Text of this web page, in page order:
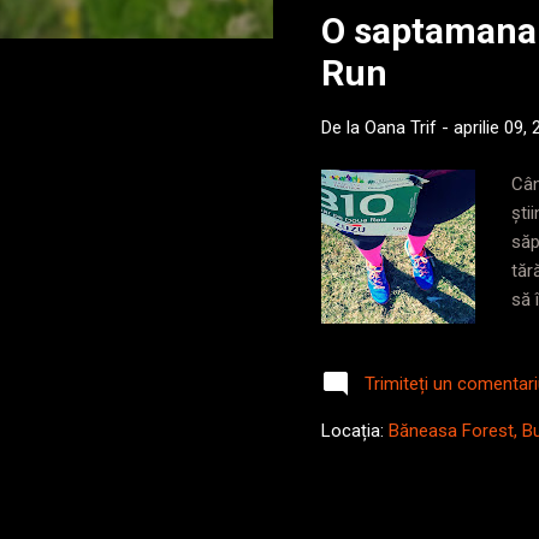
O
Run
De la Oana Trif - aprilie 09,
să
Trimiteți un
Locația: Băneasa Forest,